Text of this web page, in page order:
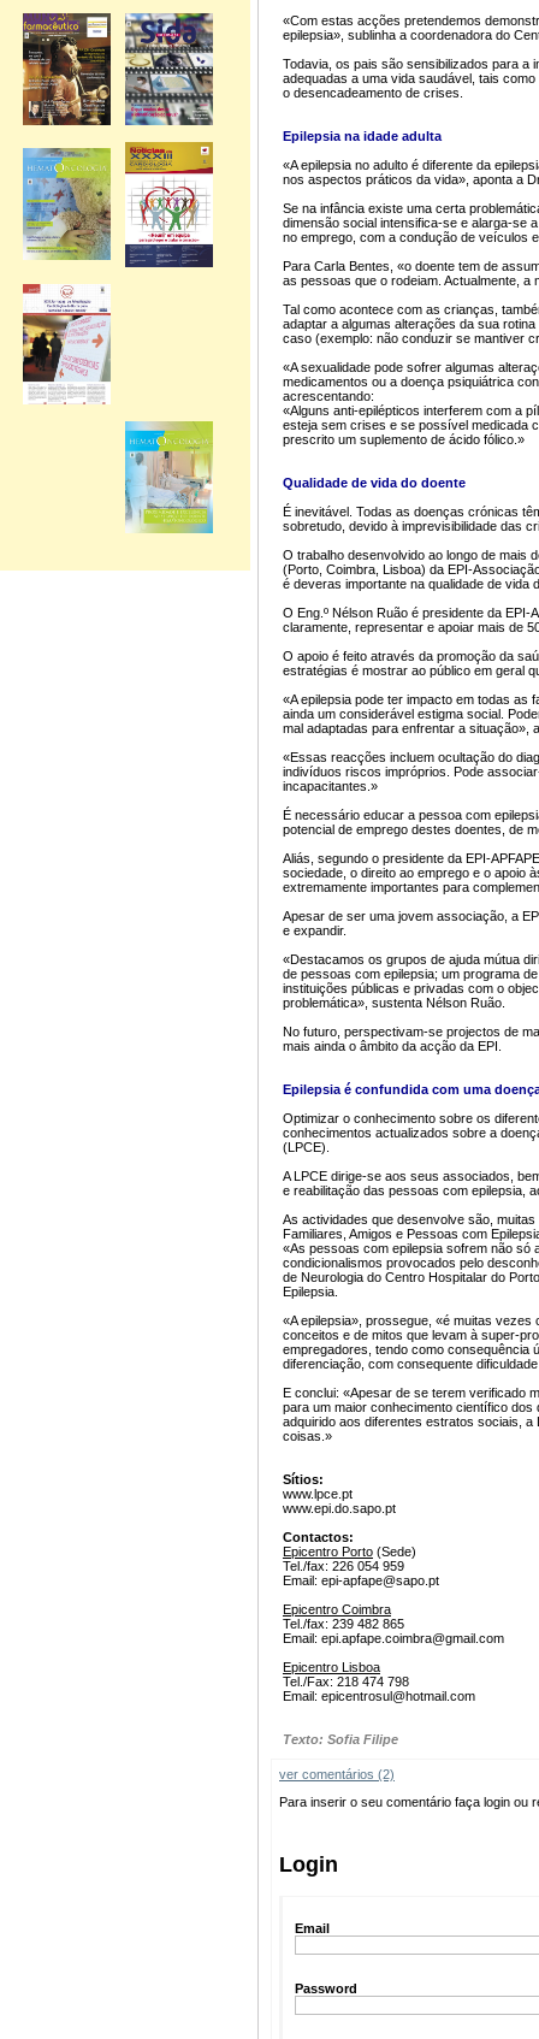
«Com estas acções pretendemos
epilepsia», sublinha a coordenadora do
Todavia, os pais são sensibilizados para a
adequadas a uma vida saudável, tais
o desencadeamento de crises.
Epilepsia na idade adulta
«A epilepsia no adulto é diferente da
nos aspectos práticos da vida», aponta a
Se na infância existe uma certa
dimensão social intensifica-se e alarga-se
no emprego, com a condução de veículos
Para Carla Bentes, «o doente tem de
as pessoas que o rodeiam. Actualmente,
Tal como acontece com as crianças,
adaptar a algumas alterações da sua
caso (exemplo: não conduzir se mantiver
«A sexualidade pode sofrer algumas
medicamentos ou a doença psiquiátrica
acrescentando:
«Alguns anti-epilépticos interferem com a
esteja sem crises e se possível medicada
prescrito um suplemento de ácido fólico.»
Qualidade de vida do doente
É inevitável. Todas as doenças crónicas
sobretudo, devido à imprevisibilidade das
O trabalho desenvolvido ao longo de mais
(Porto, Coimbra, Lisboa) da EPI-
é deveras importante na qualidade de vida
O Eng.º Nélson Ruão é presidente da
claramente, representar e apoiar mais de
O apoio é feito através da promoção da
estratégias é mostrar ao público em geral
«A epilepsia pode ter impacto em todas
ainda um considerável estigma social.
mal adaptadas para enfrentar a situação»,
«Essas reacções incluem ocultação do
indivíduos riscos impróprios. Pode
incapacitantes.»
É necessário educar a pessoa com
potencial de emprego destes doentes, de
Aliás, segundo o presidente da EPI-
sociedade, o direito ao emprego e o apoio
extremamente importantes para
Apesar de ser uma jovem associação, a
e expandir.
«Destacamos os grupos de ajuda mútua
de pessoas com epilepsia; um programa
instituições públicas e privadas com o
problemática», sustenta Nélson Ruão.
No futuro, perspectivam-se projectos de
mais ainda o âmbito da acção da EPI.
Epilepsia é confundida com uma
Optimizar o conhecimento sobre os
conhecimentos actualizados sobre a
(LPCE).
A LPCE dirige-se aos seus associados,
e reabilitação das pessoas com epilepsia,
As actividades que desenvolve são,
Familiares, Amigos e Pessoas com
«As pessoas com epilepsia sofrem não só
condicionalismos provocados pelo
de Neurologia do Centro Hospitalar do
Epilepsia.
«A epilepsia», prossegue, «é muitas
conceitos e de mitos que levam à super-
empregadores, tendo como consequência
diferenciação, com consequente
E conclui: «Apesar de se terem verificado
para um maior conhecimento científico
adquirido aos diferentes estratos sociais,
coisas.»
Sítios:
www.lpce.pt
www.epi.do.sapo.pt
Contactos:
Epicentro Porto (Sede)
Tel./fax: 226 054 959
Email: epi-apfape@sapo.pt
Epicentro Coimbra
Tel./fax: 239 482 865
Email: epi.apfape.coimbra@gmail.com
Epicentro Lisboa
Tel./Fax: 218 474 798
Email: epicentrosul@hotmail.com
Texto: Sofia Filipe
ver comentários (2)
Para inserir o seu comentário faça login ou
Login
Email
Password